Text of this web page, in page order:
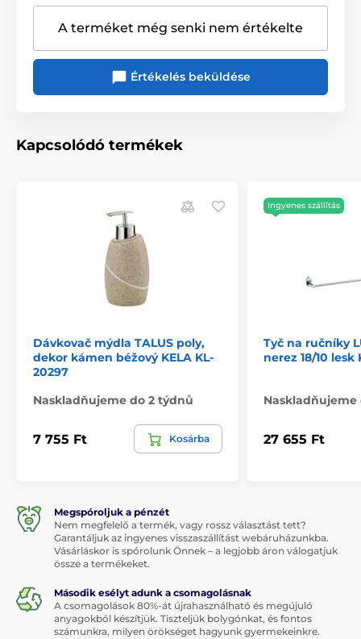
A terméket még senki nem értékelte
Értékelés beküldése
Kapcsolódó termékek
Dávkovač mýdla TALUS poly,
dekor kámen béžový KELA KL-
20297
Naskladňujeme do 2 týdnů
7 755 Ft Kosárba
Ingyenes szállítás
Tyč na ručníky
nerez 18/10 lesk
Naskladňujeme
27 655 Ft
Megspóroljuk a pénzét
Nem megfelelő a termék, vagy rossz választást tett?
Garantáljuk az ingyenes visszaszállítást webáruházunkba.
Vásárláskor is spórolunk Önnek – a legjobb áron válogatjuk
össze a termékeket.
Második esélyt adunk a csomagolásnak
A csomagolások 80%-át újrahasználható és megújuló
anyagokból készítjük. Tiszteljük bolygónkat, és fontos
számunkra, milyen örökséget hagyunk gyermekeinkre.